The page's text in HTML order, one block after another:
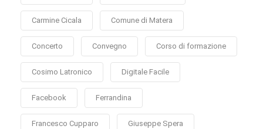
Carmine Cicala Comune di Matera
Concerto Convegno Corso di formazione
Cosimo Latronico Digitale Facile
Facebook Ferrandina
Francesco Cupparo Giuseppe Spera